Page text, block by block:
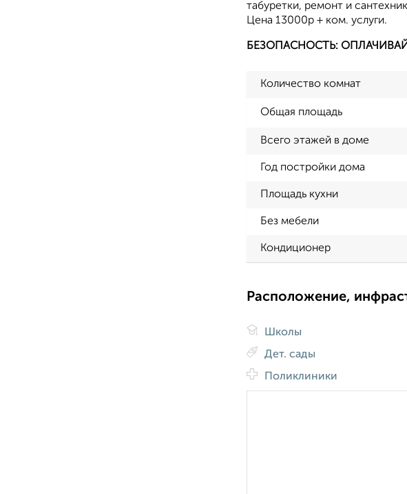
табуретки, ремонт и
Цена 13000р + ком. услуги.
БЕЗОПАСНОСТЬ:
Количество комнат
Общая площадь
Всего этажей в доме
Год постройки дома
Площадь кухни
Без мебели
Кондиционер
Расположение,
Школы
Дет. сады
Поликлиники